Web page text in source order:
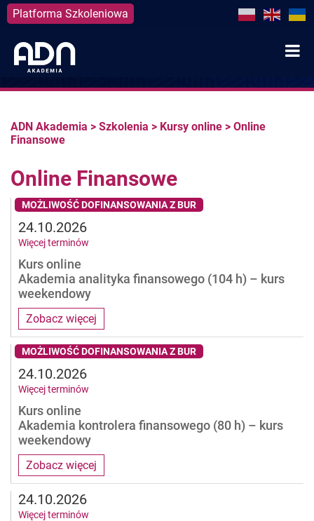
Platforma Szkoleniowa
content
ADN Akademia > Szkolenia > Kursy online > Online
Finansowe
Online Finansowe
MOŻLIWOŚĆ DOFINANSOWANIA Z BUR
Zobacz więcej
Kurs online
Akademia analityka finansowego (104 h) – kurs
weekendowy
24.10.2026
Więcej terminów
MOŻLIWOŚĆ DOFINANSOWANIA Z BUR
Zobacz więcej
Kurs online
Akademia kontrolera finansowego (80 h) – kurs
weekendowy
24.10.2026
Więcej terminów
24.10.2026
Więcej terminów